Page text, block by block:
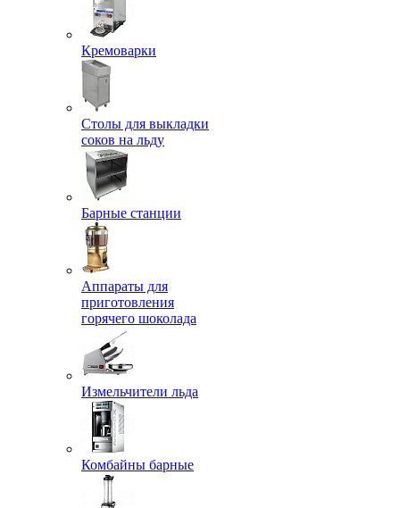
Кремоварки
Столы для выкладки
соков на льду
Барные станции
Аппараты для
приготовления
горячего шоколада
Измельчители льда
Комбайны барные